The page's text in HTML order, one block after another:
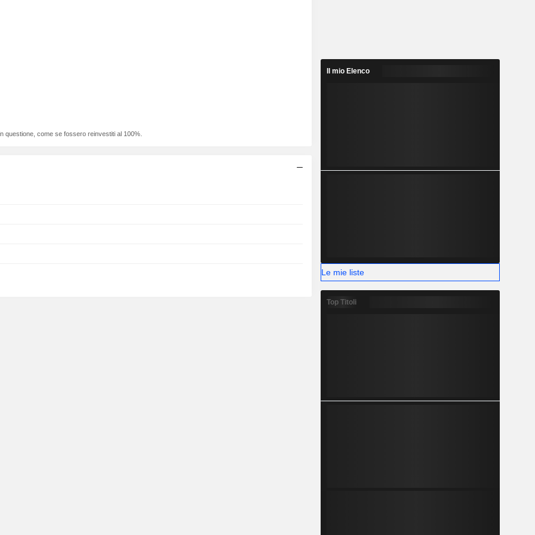
questione, come se fossero reinvestiti al 100%.
Il mio Elenco
Le mie liste
Top Titoli